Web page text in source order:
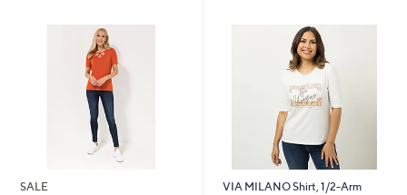
SALE
VIA MILANO Shirt, 1/2-Arm